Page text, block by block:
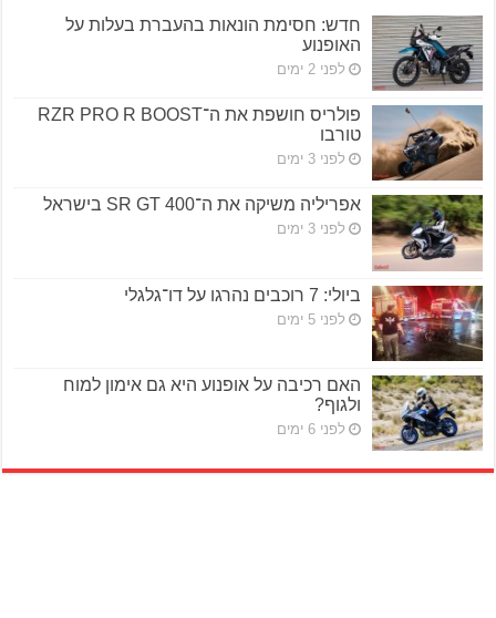
חדש: חסימת הונאות בהעברת בעלות על
האופנוע
לפני 2 ימים
פולריס חושפת את ה־RZR PRO R BOOST
טורבו
לפני 3 ימים
אפריליה משיקה את ה־SR GT 400 בישראל
לפני 3 ימים
ביולי: 7 רוכבים נהרגו על דו־גלגלי
לפני 5 ימים
האם רכיבה על אופנוע היא גם אימון למוח
ולגוף?
לפני 6 ימים